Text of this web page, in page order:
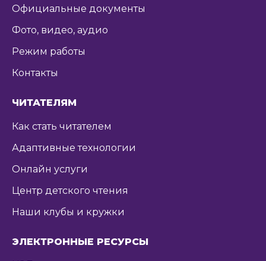
Официальные документы
Фото, видео, аудио
Режим работы
Контакты
ЧИТАТЕЛЯМ
Как стать читателем
Адаптивные технологии
Онлайн услуги
Центр детского чтения
Наши клубы и кружки
ЭЛЕКТРОННЫЕ РЕСУРСЫ